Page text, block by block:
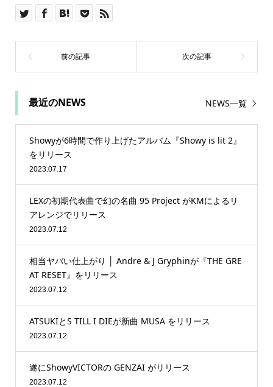
最近のNEWS NEWS一覧
Showyが6時間で作り上げたアルバム『Showy is lit 2』
をリリース
2023.07.17
LEXの初期代表曲で幻の名曲 95 Project がKMによるリ
アレンジでリリース
2023.07.12
相当ヤバい仕上がり │ Andre & J Gryphinが『THE GRE
AT RESET』をリリース
2023.07.12
ATSUKIとS TILL I DIEが新曲 MUSA をリリース
2023.07.12
遂にShowyVICTORの GENZAI がリリース
2023.07.12